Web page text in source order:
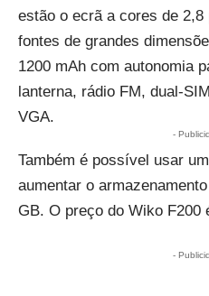
estão o ecrã a cores de
fontes de grandes
1200 mAh com autonomia
lanterna, rádio FM, dual-
VGA.
-
Também é possível usar
aumentar o
GB. O preço do Wiko F200
-